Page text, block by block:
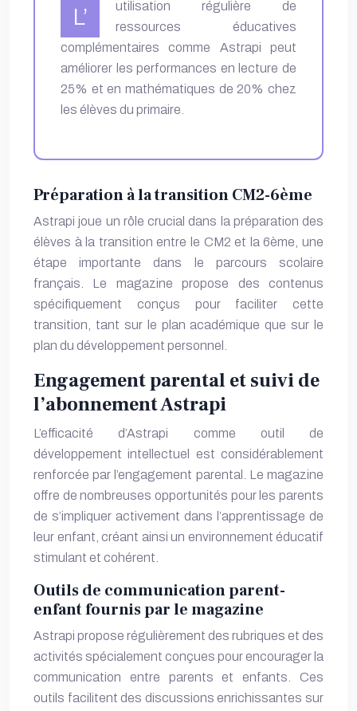
L’
utilisation régulière de
ressources éducatives
complémentaires comme Astrapi peut
améliorer les performances en lecture de
25% et en mathématiques de 20% chez
les élèves du primaire.
Préparation à la transition CM2-6ème
Astrapi joue un rôle crucial dans la préparation des
élèves à la transition entre le CM2 et la 6ème, une
étape importante dans le parcours scolaire
français. Le magazine propose des contenus
spécifiquement conçus pour faciliter cette
transition, tant sur le plan académique que sur le
plan du développement personnel.
Engagement parental et suivi de
l’abonnement Astrapi
L’efficacité d’Astrapi comme outil de
développement intellectuel est considérablement
renforcée par l’engagement parental. Le magazine
offre de nombreuses opportunités pour les parents
de s’impliquer activement dans l’apprentissage de
leur enfant, créant ainsi un environnement éducatif
stimulant et cohérent.
Outils de communication parent-
enfant fournis par le magazine
Astrapi propose régulièrement des rubriques et des
activités spécialement conçues pour encourager la
communication entre parents et enfants. Ces
outils facilitent des discussions enrichissantes sur